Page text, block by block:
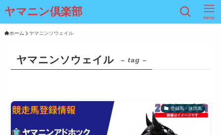
ヤマニン倶楽部 menu
ホーム ヤマニンソウェイル
ヤマニンソウェイル – tag –
登録馬・抹消馬